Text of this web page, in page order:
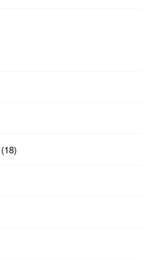
(18)